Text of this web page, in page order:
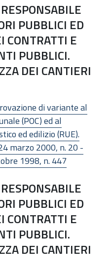
PUBBLICI ED
CONTRATTI E
PUBBLICI.
DEI CANTIERI
di variante al
(POC) ed al
ed edilizio (RUE).
marzo 2000, n. 20 -
1998, n. 447
PUBBLICI ED
CONTRATTI E
PUBBLICI.
DEI CANTIERI